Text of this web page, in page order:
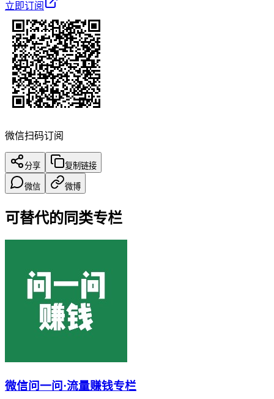
立即订阅
微信扫码订阅
分享 复制链接
微信 微博
可替代的同类专栏
微信问一问·流量赚钱专栏